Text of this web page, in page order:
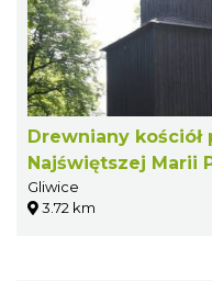
Drewniany
Najświętszej Marii
Gliwice
3.72 km